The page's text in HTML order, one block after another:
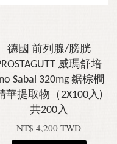
德國 前列腺/膀胱
威瑪舒培
Sabal 320mg 鋸棕櫚
華提取物（2X100入)
共200入
NT$ 4,200 TWD